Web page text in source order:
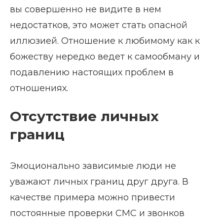
вы совершенно не видите в нем
недостатков, это может стать опасной
иллюзией. Отношение к любимому как к
божеству нередко ведет к самообману и
подавлению настоящих проблем в
отношениях.
Отсутствие личных
границ
Эмоционально зависимые люди не
уважают личных границ друг друга. В
качестве примера можно привести
постоянные проверки СМС и звонков